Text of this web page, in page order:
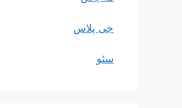
جی پلاس
سئو